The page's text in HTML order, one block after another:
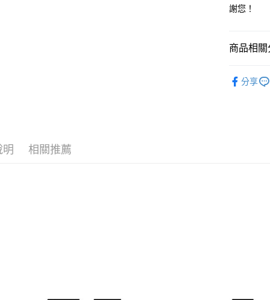
每筆
每筆
每筆
謝您！
商品相關
分享
明 相關推薦